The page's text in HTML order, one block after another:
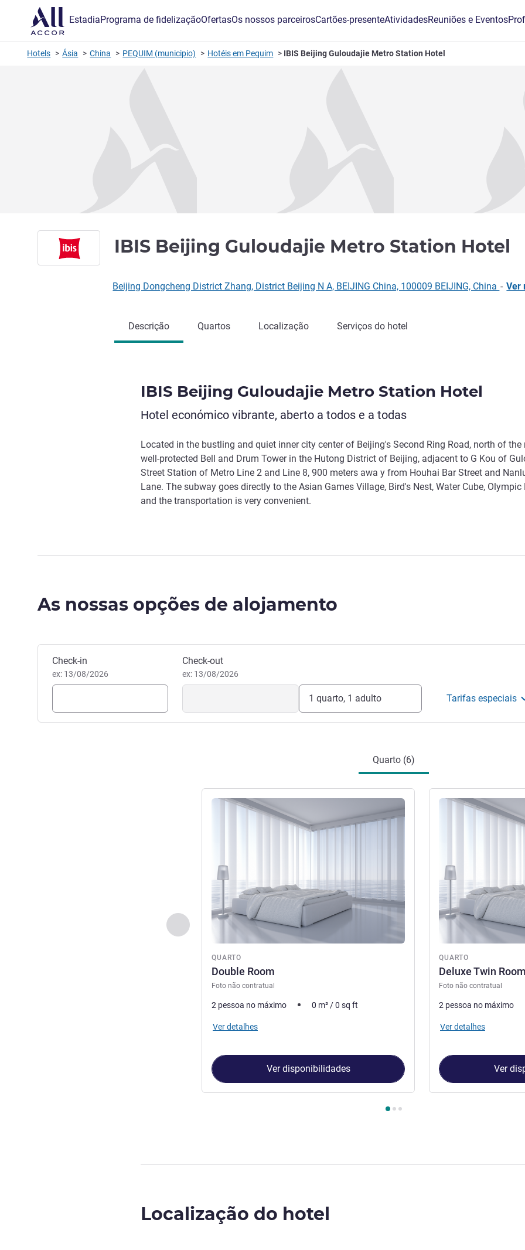
EstadiaPrograma de fidelizaçãoOfertasOs nossos parceirosCartões-presenteAtividadesReuniões e Eventos
Hotels Ásia China PEQUIM (municipio) Hotéis em Pequim IBIS Beijing Guloudajie Metro Station Hotel
IBIS Beijing Guloudajie Metro Station Hotel
Beijing Dongcheng District Zhang, District Beijing N A, BEIJING China, 100009 BEIJING, China - Ver
Descrição Quartos Localização Serviços do hotel
IBIS Beijing Guloudajie Metro Station Hotel
Hotel económico vibrante, aberto a todos e a todas
Located in the bustling and quiet inner city center of Beijing's Second Ring Road, north of the
well-protected Bell and Drum Tower in the Hutong District of Beijing, adjacent to G Kou of
Street Station of Metro Line 2 and Line 8, 900 meters awa y from Houhai Bar Street and
Lane. The subway goes directly to the Asian Games Village, Bird's Nest, Water Cube, Olympic
and the transportation is very convenient.
As nossas opções de alojamento
Reservar este hotel
Check-in
ex: 13/08/2026
Check-out
ex: 13/08/2026
1 quarto, 1 adulto Tarifas especiais
Quarto (6)
Anterior - Quarto
QUARTO
Double Room
Foto não contratual
Ver detalhes
2 pessoa no máximo 0 m² /0 sq ft
Ver detalhes
Ver disponibilidades
QUARTO
Deluxe Twin Room
Foto não contratual
Ver detalhes
2 pessoa no máximo
Ver detalhes
Ver
Localização do hotel